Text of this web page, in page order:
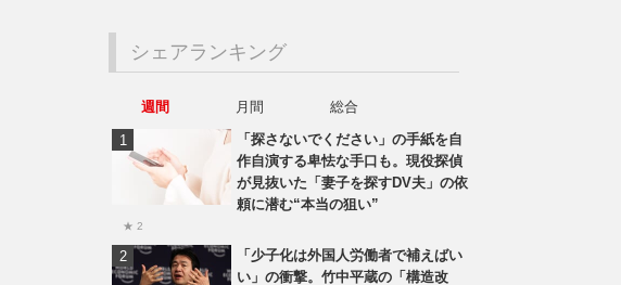
シェアランキング
週間 月間
総合
「探さないでください」の手紙を自
作自演する卑怯な手口も。現役探偵
が見抜いた「妻子を探すDV夫」の依
頼に潜む“本当の狙い”
★ 2
「少子化は外国人労働者で補えばい
い」の衝撃。竹中平蔵の「構造改